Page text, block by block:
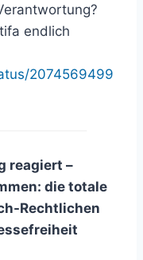
endlich
2074569499
reagiert –
die totale
Rechtlichen